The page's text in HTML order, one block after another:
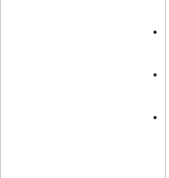
·
·
·